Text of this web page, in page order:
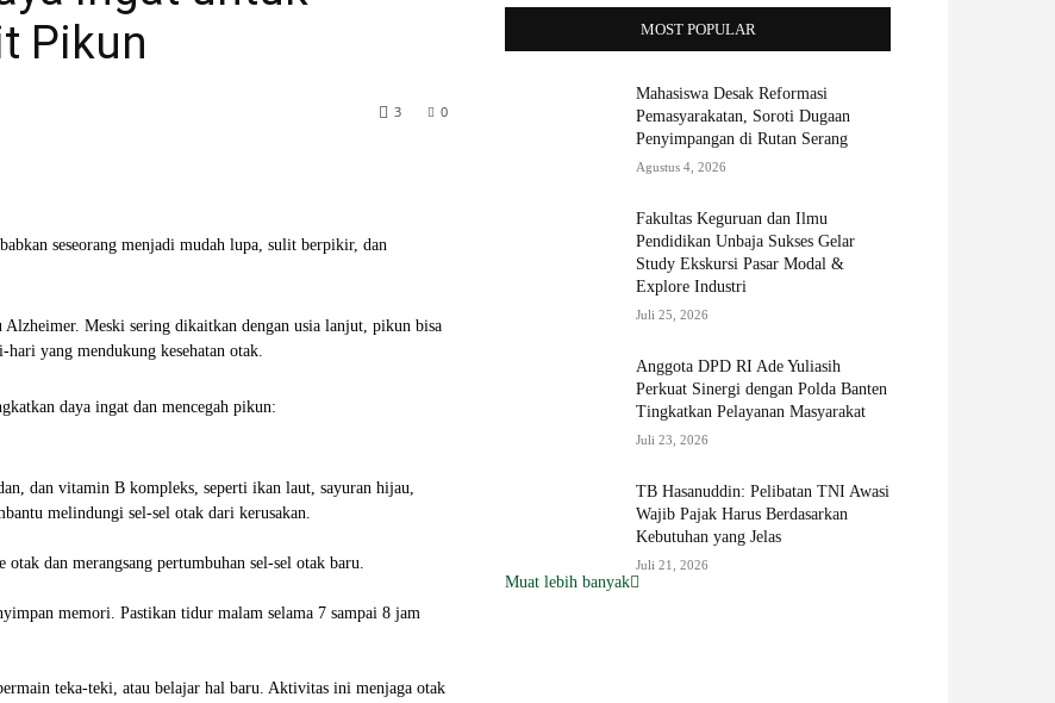
Pikun
0
3
seseorang menjadi mudah lupa, sulit berpikir, dan
Meski sering dikaitkan dengan usia lanjut, pikun bisa
hari yang mendukung kesehatan otak.
daya ingat dan mencegah pikun:
dan vitamin B kompleks, seperti ikan laut, sayuran hijau,
melindungi sel-sel otak dari kerusakan.
dan merangsang pertumbuhan sel-sel otak baru.
memori. Pastikan tidur malam selama 7 sampai 8 jam
teka-teki, atau belajar hal baru. Aktivitas ini menjaga otak
MOST POPULAR
Mahasiswa Desak Reformasi
Pemasyarakatan, Soroti Dugaan
Penyimpangan di Rutan Serang
Agustus 4, 2026
Fakultas Keguruan dan Ilmu
Pendidikan Unbaja Sukses Gelar
Study Ekskursi Pasar Modal &
Explore Industri
Juli 25, 2026
Anggota DPD RI Ade Yuliasih
Perkuat Sinergi dengan Polda Banten
Tingkatkan Pelayanan Masyarakat
Juli 23, 2026
TB Hasanuddin: Pelibatan TNI Awasi
Wajib Pajak Harus Berdasarkan
Kebutuhan yang Jelas
Juli 21, 2026
Muat lebih banyak